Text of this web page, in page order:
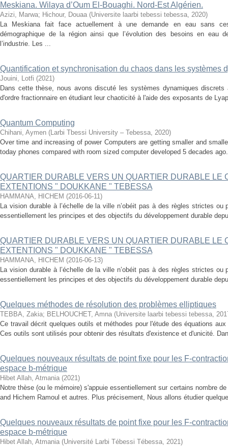
Meskiana. Wilaya d’Oum El-Bouaghi. Nord-Est Algérien.
Azizi, Marwa; Hichour, Douaa (Universite laarbi tebessi tebessa, 2020)
La Meskiana fait face actuellement à une demande en eau sans
démographique de la région ainsi que l’évolution des besoins en eau
l’industrie. Les ...
Quantification et synchronisation du chaos dans les systèmes
Jouini, Lotfi (2021)
Dans cette thèse, nous avons discuté les systèmes dynamiques
d'ordre fractionnaire en étudiant leur chaoticité à l'aide des exposants de
Quantum Computing
Chihani, Aymen (Larbi Tbessi University – Tebessa, 2020)
Over time and increasing of power Computers are getting smaller and
today phones compared with room sized computer developed 5 decades
QUARTIER DURABLE VERS UN QUARTIER DURABLE LE
EXTENTIONS " DOUKKANE " TEBESSA
HAMMANA, HICHEM (2016-06-11)
La vision durable à l’échelle de la ville n’obéit pas à des règles strictes
essentiellement les principes et des objectifs du développement durable
QUARTIER DURABLE VERS UN QUARTIER DURABLE LE
EXTENTIONS " DOUKKANE " TEBESSA
HAMMANA, HICHEM (2016-06-13)
La vision durable à l’échelle de la ville n’obéit pas à des règles strictes
essentiellement les principes et des objectifs du développement durable
Quelques méthodes de résolution des problèmes elliptiques
TEBBA, Zakia; BELHOUCHET, Amna (Universite laarbi tebessi tebessa,
Ce travail décrit quelques outils et méthodes pour l'étude des équations
Ces outils sont utilisés pour obtenir des résultats d'existence et d'unicité.
Quelques nouveaux résultats de point fixe pour les F-
espace b-métrique
Hibet Allah, Atmania (2021)
Notre thèse (ou le mémoire) s'appuie essentiellement sur certains nombre
and Hichem Ramoul et autres. Plus précisement, Nous allons étudier
Quelques nouveaux résultats de point fixe pour les F-
espace b-métrique
Hibet Allah, Atmania (Université Larbi Tébessi Tébessa, 2021)